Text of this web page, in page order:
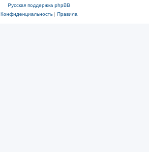
Русская поддержка phpBB
Конфиденциальность| Правила